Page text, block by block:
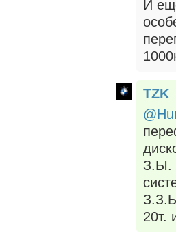
И
TZK
З.Ы.
20т.